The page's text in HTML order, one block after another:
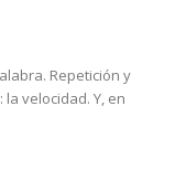
Repetición y
la velocidad. Y, en